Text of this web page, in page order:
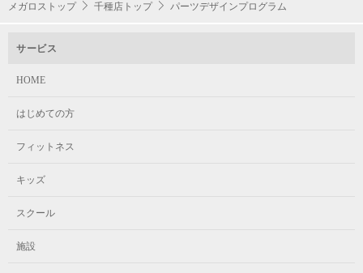
メガロストップ 千種店トップ パーツデザインプログラム
サービス
HOME
はじめての方
フィットネス
キッズ
スクール
施設